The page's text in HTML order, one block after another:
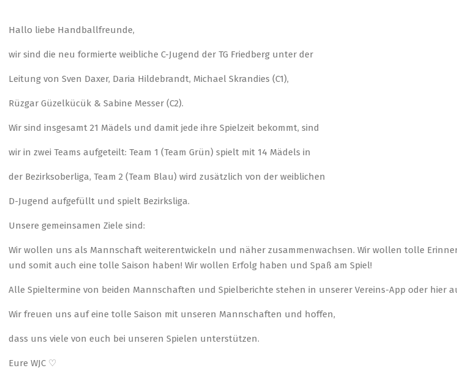
Hallo liebe Handballfreunde,
wir sind die neu formierte weibliche C-Jugend der TG Friedberg unter der
Leitung von Sven Daxer, Daria Hildebrandt, Michael Skrandies (C1),
Rüzgar Güzelkücük & Sabine Messer (C2).
Wir sind insgesamt 21 Mädels und damit jede ihre Spielzeit bekommt, sind
wir in zwei Teams aufgeteilt: Team 1 (Team Grün) spielt mit 14 Mädels in
der Bezirksoberliga, Team 2 (Team Blau) wird zusätzlich von der weiblichen
D-Jugend aufgefüllt und spielt Bezirksliga.
Unsere gemeinsamen Ziele sind:
Wir wollen uns als Mannschaft weiterentwickeln und näher zusammenwachsen. Wir wollen tolle
und somit auch eine tolle Saison haben! Wir wollen Erfolg haben und Spaß am Spiel!
Alle Spieltermine von beiden Mannschaften und Spielberichte stehen in unserer Vereins-App oder hier
Wir freuen uns auf eine tolle Saison mit unseren Mannschaften und hoffen,
dass uns viele von euch bei unseren Spielen unterstützen.
Eure WJC ♡